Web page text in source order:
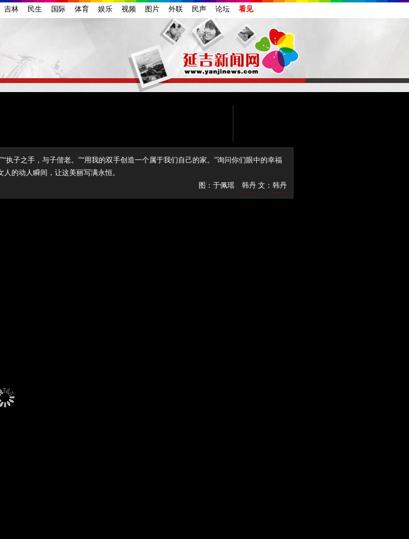
吉林 民生 国际 体育 娱乐 视频 图片 外联 民声 论坛 看见
子之手，与子偕老。”“用我的双手创造一个属于我们自己的家。”询问你们眼中的幸福
的动人瞬间，让这美丽写满永恒。
图：于佩瑶 韩丹 文： 韩丹